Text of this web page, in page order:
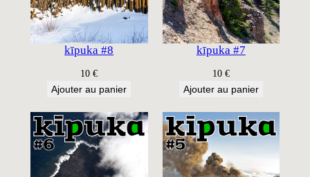
kīpuka #8
10€
Ajouter au panier
kīpuka #7
10 €
Ajouter au panier